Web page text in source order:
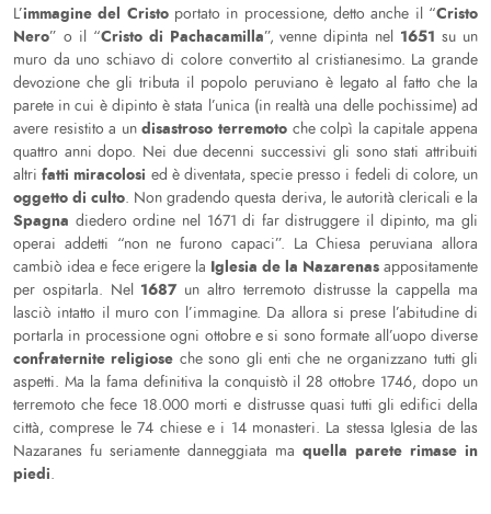
L’immagine del Cristoportato in processione, detto anche il “Cristo
Nero” o il “Cristo di Pachacamilla”, venne dipinta nel 1651su un
muro da uno schiavo di colore convertito al cristianesimo. La grande
devozione che gli tributa il popolo peruviano è legato al fatto che la
parete in cui è dipinto è stata l’unica (in realtà una delle pochissime) ad
avere resistito a undisastroso terremoto che colpì la capitale appena
quattro anni dopo. Nei due decenni successivi gli sono stati attribuiti
altrifatti miracolosi ed è diventata, specie presso i fedeli di colore, un
oggetto di culto. Non gradendo questa deriva, le autorità clericali e la
Spagna diedero ordine nel 1671 di far distruggere il dipinto, ma gli
operai addetti “non ne furono capaci”. La Chiesa peruviana allora
cambiò idea e fece erigere la Iglesia de la Nazarenas appositamente
per ospitarla. Nel 1687 un altro terremoto distrusse la cappella ma
lasciò intatto il muro con l’immagine. Da allora si prese l’abitudine di
portarla in processione ogni ottobre e si sono formate all’uopo diverse
confraternite religiose che sono gli enti che ne organizzano tutti gli
aspetti. Ma la fama definitiva la conquistò il 28 ottobre 1746, dopo un
terremoto che fece 18.000 morti e distrusse quasi tutti gli edifici della
città, comprese le 74 chiese e i 14 monasteri. La stessa Iglesia de las
Nazaranes fu seriamente danneggiata ma quella parete rimase in
piedi.